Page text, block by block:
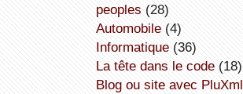
peoples (28)
Automobile(4)
informatique(36)
la tête dans le code(18)
Blog ou site avec PluXml